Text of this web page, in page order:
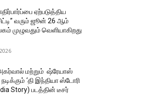
ஏற்படுத்திய
வரும் ஜூன் 26 ஆம்
முழுவதும் வெளியாகிறது
மற்றும் ஷ்ரேயாஸ்
‘தி இந்தியா ஸ்டோரி
Story) படத்தின் டீசர்